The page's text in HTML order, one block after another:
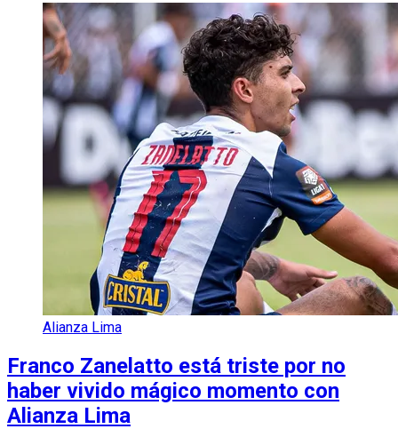
Alianza Lima
Franco Zanelatto está triste por no
haber vivido mágico momento con
Alianza Lima